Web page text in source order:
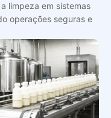
limpeza em sistemas
operações seguras e